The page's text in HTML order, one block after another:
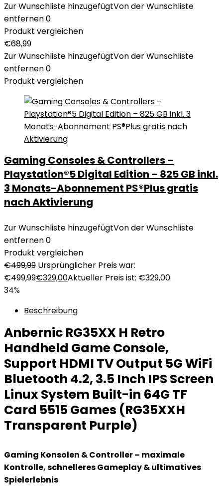
Zur Wunschliste hinzugefügtVon der Wunschliste
entfernen0
Produkt vergleichen
€68,99
Zur Wunschliste hinzugefügtVon der Wunschliste
entfernen0
Produkt vergleichen
Gaming Consoles & Controllers –
Playstation®5 Digital Edition – 825 GB inkl.
3 Monats-Abonnement PS®Plus gratis
nach Aktivierung
Zur Wunschliste hinzugefügtVon der Wunschliste
entfernen0
Produkt vergleichen
€499,99 Ursprünglicher Preis war:
€499,99€329,00Aktueller Preis ist: €329,00.
34%
Beschreibung
Anbernic RG35XX H Retro
Handheld Game Console,
Support HDMI TV Output 5G WiFi
Bluetooth 4.2, 3.5 Inch IPS Screen
Linux System Built-in 64G TF
Card 5515 Games (RG35XXH
Transparent Purple)
Gaming Konsolen & Controller – maximale
Kontrolle, schnelleres Gameplay & ultimatives
Spielerlebnis